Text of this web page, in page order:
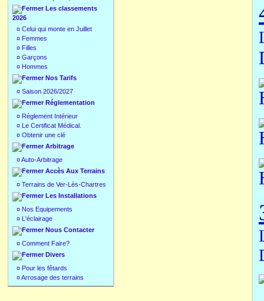
Les classements
2026
¤ Celui qui monte en Juillet
¤ Femmes
¤ Filles
¤ Garçons
¤ Hommes
Nos Tarifs
¤ Saison 2026/2027
Réglementation
¤ Règlement Intérieur
¤ Le Certificat Médical.
¤ Obtenir une clé
Arbitrage
¤Auto-Arbitrage
Accès Aux Terrains
¤ Terrains de Ver-Lès-Chartres
Les Installations
¤ Nos Equipements
¤ L'éclairage
Nous Contacter
¤ Comment Faire?
Divers
¤ Pour les fêtards
¤Arrosage des terrains